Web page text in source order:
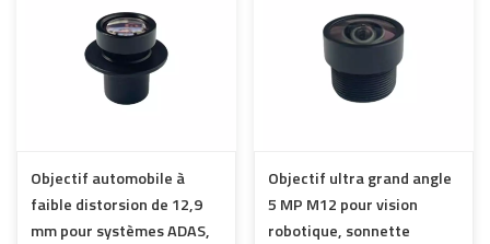
Objectif automobile à
faible distorsion de 12,9
mm pour systèmes ADAS,
Objectif ultra grand angle
5 MP M12 pour vision
robotique, sonnette